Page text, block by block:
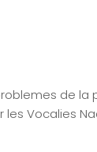
de
Vocalies